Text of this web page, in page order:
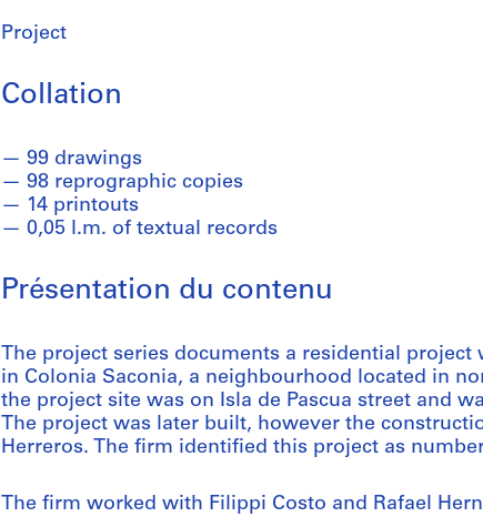
Project
Collation
99 drawings
98 reprographic copies
14 printouts
0,05 l.m. of textual records
Présentation du contenu
The project series documents a residential project
in Colonia Saconia, a neighbourhood located in
the project site was on Isla de Pascua street and
The project was later built, however the
Herreros. The firm identified this project as number
The firm worked with Filippi Costo and Rafael